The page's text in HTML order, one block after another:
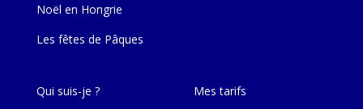
Noël en Hongrie
Les fêtes de Pâques
Qui suis-je ?
Mes tarifs